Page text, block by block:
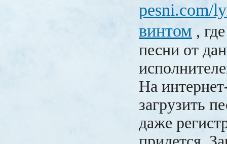
pesni.com/
винтом ,
песни от
На
загрузить
даже